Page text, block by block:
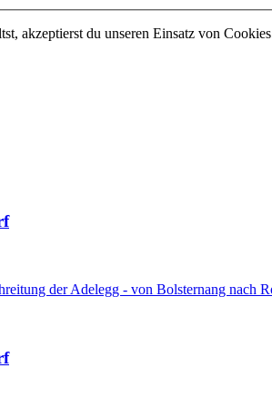
akzeptierst du unseren Einsatz von
der Adelegg - von Bolsternang nach